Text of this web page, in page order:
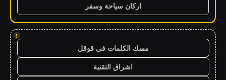
اركان سياحة وسفر
!
مسك الكلمات في قوقل
اشراق التقنية